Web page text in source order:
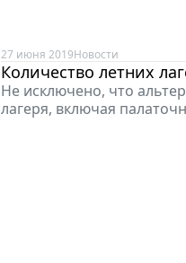
27 июня 2019Новости
Количество летних
Не исключено, что
лагеря, включая